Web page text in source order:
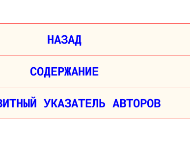
НАЗАД
СОДЕРЖАНИЕ
УКАЗАТЕЛЬ АВТОРОВ